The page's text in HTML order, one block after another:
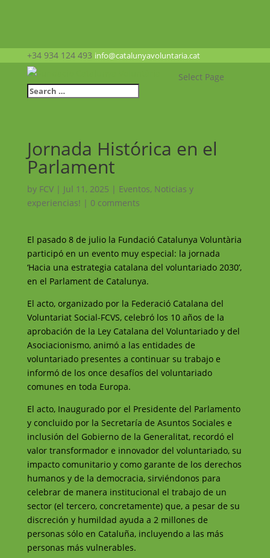
+34 934 124 493 info@catalunyavoluntaria.cat
Select Page
Jornada Histórica en el
Parlament
by FCV| Jul 11, 2025 | Eventos, Noticias y
experiencias! | 0 comments
El pasado 8 de julio la Fundació Catalunya Voluntària
participó en un evento muy especial: la jornada
‘Hacia una estrategia catalana del voluntariado 2030’,
en el Parlament de Catalunya.
El acto, organizado por la Federació Catalana del
Voluntariat Social-FCVS, celebró los 10 años de la
aprobación de la Ley Catalana del Voluntariado y del
Asociacionismo, animó a las entidades de
voluntariado presentes a continuar su trabajo e
informó de los once desafíos del voluntariado
comunes en toda Europa.
El acto, Inaugurado por el Presidente del Parlamento
y concluido por la Secretaría de Asuntos Sociales e
inclusión del Gobierno de la Generalitat, recordó el
valor transformador e innovador del voluntariado, su
impacto comunitario y como garante de los derechos
humanos y de la democracia, sirviéndonos para
celebrar de manera institucional el trabajo de un
sector (el tercero, concretamente) que, a pesar de su
discreción y humildad ayuda a 2 millones de
personas sólo en Cataluña, incluyendo a las más
personas más vulnerables.